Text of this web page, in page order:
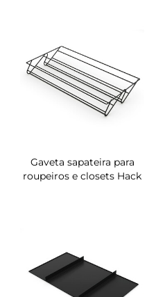
Gaveta sapateira para
roupeiros e closets Hack